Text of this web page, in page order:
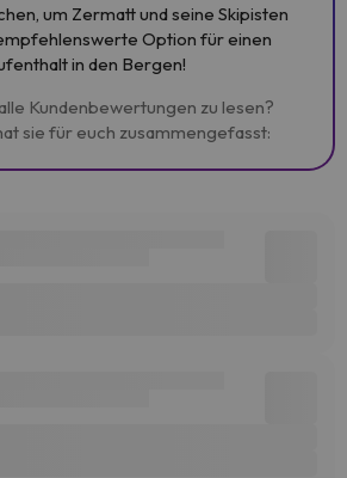
um Zermatt und seine Skipisten
Option für einen
in den Bergen!
Kundenbewertungen zu lesen?
sie für euch zusammengefasst: